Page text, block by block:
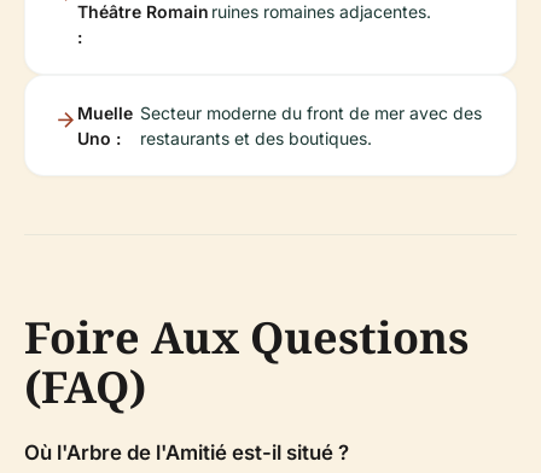
Théâtre Romain
:
ruines romaines adjacentes.
Muelle
Uno :
Secteur moderne du front de mer avec des
restaurants et des boutiques.
Foire Aux Questions
(FAQ)
Où l'Arbre de l'Amitié est-il situé ?